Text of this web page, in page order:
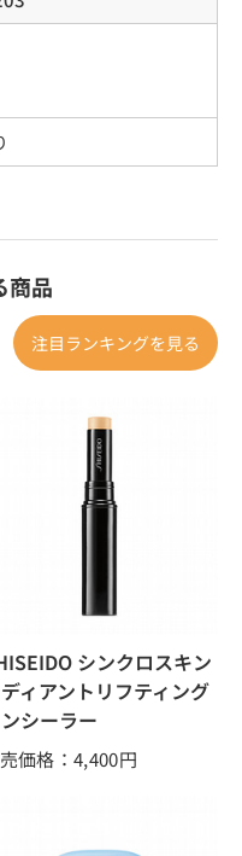
商品
注目ランキングを見る
シンクロスキン
ィアントリフティング
シーラー
価格：4,400円